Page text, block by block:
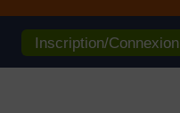
Inscription/Connexion